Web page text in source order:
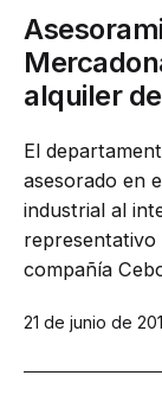
alquiler
El
asesorado en
industrial al
compañía
Publicada
21 de junio de